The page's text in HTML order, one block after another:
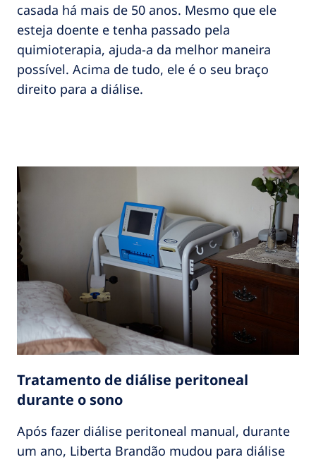
casada há mais de 50 anos. Mesmo que ele
esteja doente e tenha passado pela
quimioterapia, ajuda-a da melhor maneira
possível. Acima de tudo, ele é o seu braço
direito para a diálise.
Tratamento de diálise peritoneal
durante o sono
Após fazer diálise peritoneal manual, durante
um ano, Liberta Brandão mudou para diálise